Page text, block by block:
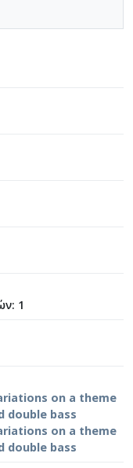
1
on a theme
double bass
on a theme
double bass